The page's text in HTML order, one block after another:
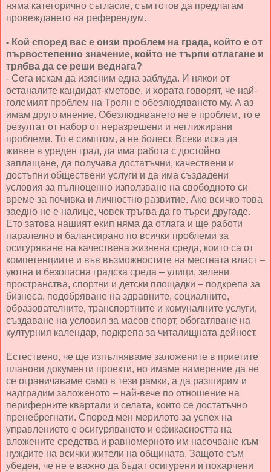
няма категорично съгласие, съм готов да предлагам
провеждането на референдум.
- Кой според вас е онзи проблем на града, който е от
първостепенно значение, който не търпи отлагане и
трябва да се реши веднага?
- Сега искам да изясним една заблуда. И някои от
останалите кандидат-кметове, и хората говорят, че най-
големият проблем на Троян е обезлюдяването му. А аз
имам друго мнение. Обезлюдяването не е проблем, то е
резултат от набор от неразрешени и неглижирани
проблеми. То е симптом, а не болест. Всеки иска да
живее в уреден град, да има работа с достойно
заплащане, да получава достатъчни, качествени и
достъпни обществени услуги и да има създадени
условия за пълноценно използване на свободното си
време за почивка и личностно развитие. Ако всичко това
заедно не е налице, човек тръгва да го търси другаде.
Ето затова нашият екип няма да отлага и ще работи
паралелно и балансирано по всички проблеми за
осигуряване на качествена жизнена среда, които са от
компетенциите и във възможностите на местната власт –
уютна и безопасна градска среда – улици, зелени
пространства, спортни и детски площадки – подкрепа за
бизнеса, подобряване на здравните, социалните,
образователните, транспортните и комуналните услуги,
създаване на условия за масов спорт, обогатяване на
културния календар, подкрепа за читалищната дейност.
Естествено, че ще изпълняваме заложените в приетите
планови документи проекти, но имаме намерение да не
се ограничаваме само в тези рамки, а да разширим и
надградим заложеното – най-вече по отношение на
периферните квартали и селата, които се достатъчно
пренебрегнати. Според мен мерилото за успех на
управлението е осигуряването и ефикасността на
вложените средства и равномерното им насочване към
нуждите на всички жители на общината. Защото съм
убеден, че не е важно да бъдат осигурени и похарчени